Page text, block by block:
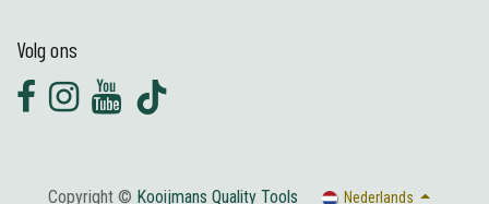
Volg ons
Copyright © Kooijmans Quality Tools Nederlands